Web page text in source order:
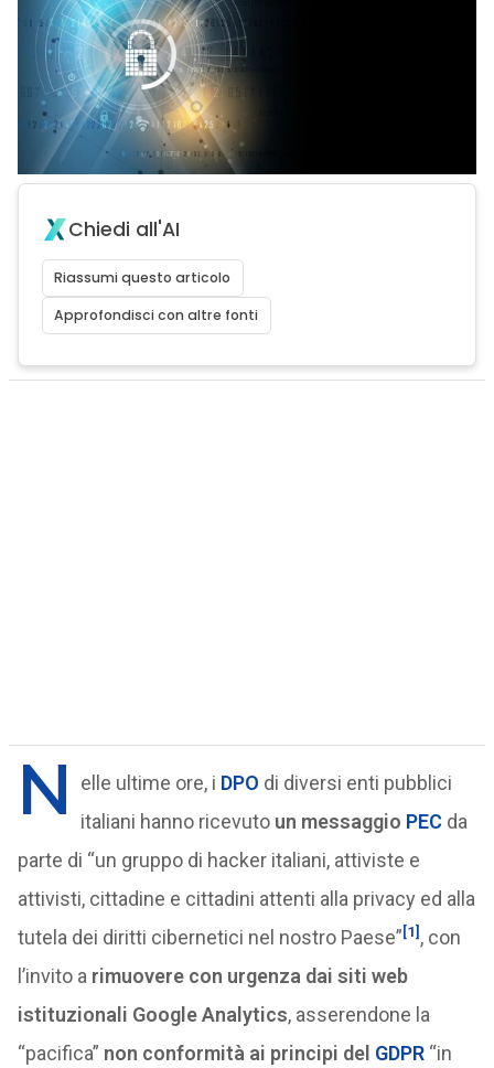
Chiedi all'AI
Riassumi questo articolo
Approfondisci con altre fonti
N elle ultime ore, i DPO di diversi enti pubblici
italiani hanno ricevuto un messaggio PEC da
parte di “un gruppo di hacker italiani, attiviste e
attivisti, cittadine e cittadini attenti alla privacy ed alla
tutela dei diritti cibernetici nel nostro Paese”[1] , con
l’invito a rimuovere con urgenza dai siti web
istituzionali Google Analytics, asserendone la
“pacifica” non conformità ai principi del GDPR“in